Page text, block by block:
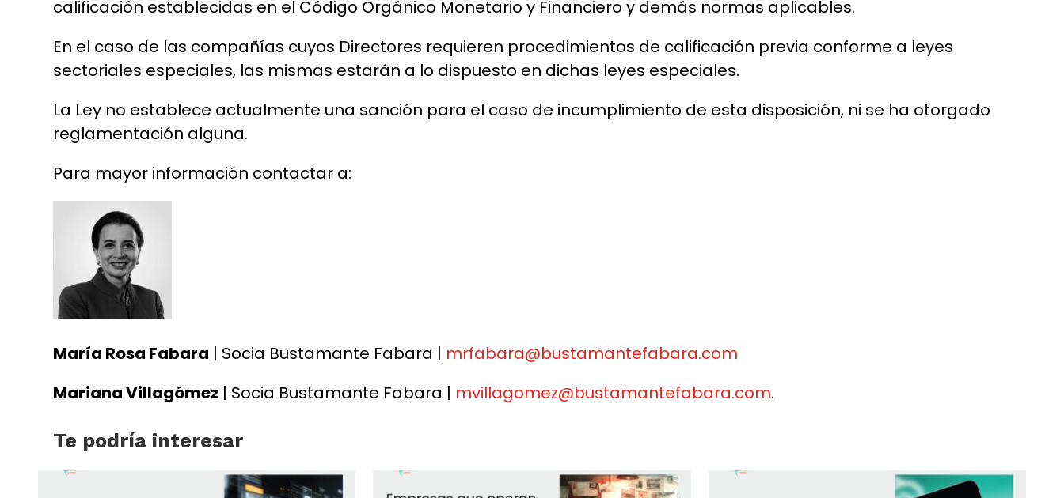
calificación establecidas en el Código Orgánico Monetario y Financiero y demás normas aplicables.
En el caso de las compañías cuyos Directores requieren procedimientos de calificación previa conforme a leyes
sectoriales especiales, las mismas estarán a lo dispuesto en dichas leyes especiales.
La Ley no establece actualmente una sanción para el caso de incumplimiento de esta disposición, ni se ha otorgado
reglamentación alguna.
Para mayor información contactar a:
María Rosa Fabara | Socia Bustamante Fabara | mrfabara@bustamantefabara.com
Mariana Villagómez | Socia Bustamante Fabara | mvillagomez@bustamantefabara.com.
Te podría interesar